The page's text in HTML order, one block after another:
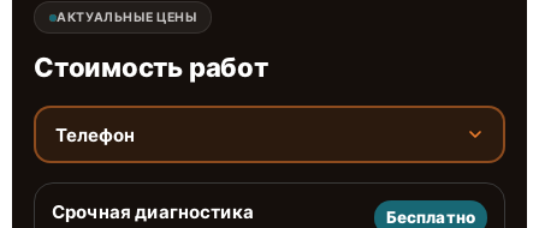
АКТУАЛЬНЫЕ ЦЕНЫ
Стоимость работ
Телефон
Срочная диагностика Бесплатно